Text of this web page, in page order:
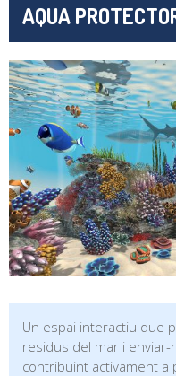
AQUA
Un espai interactiu que
residus del mar i
contribuint activament a